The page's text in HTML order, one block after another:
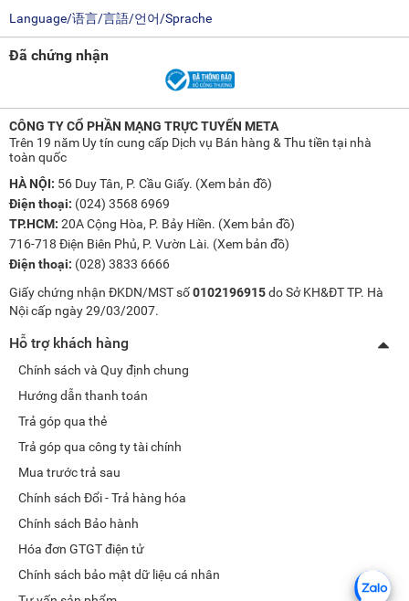
Language/语言/言語/언어/Sprache
Đã chứng nhận
CÔNG TY CỔ PHẦN MẠNG TRỰC TUYẾN META
Trên 19 năm Uy tín cung cấp Dịch vụ Bán hàng & Thu tiền tại nhà
toàn quốc
HÀ NỘI: 56 Duy Tân, P. Cầu Giấy. (Xem bản đồ)
Điện thoại: (024) 3568 6969
TP.HCM: 20A Cộng Hòa, P. Bảy Hiền. (Xem bản đồ)
716-718 Điện Biên Phủ, P. Vườn Lài. (Xem bản đồ)
Điện thoại: (028) 3833 6666
Giấy chứng nhận ĐKDN/MST số0102196915do Sở KH&ĐT TP. Hà
Nội cấp ngày 29/03/2007.
Hỗ trợ khách hàng
Chính sách và Quy định chung
Hướng dẫn thanh toán
Trả góp qua thẻ
Trả góp qua công ty tài chính
Mua trước trả sau
Chính sách Đổi - Trả hàng hóa
Chính sách Bảo hành
Hóa đơn GTGT điện tử
Chính sách bảo mật dữ liệu cá nhân